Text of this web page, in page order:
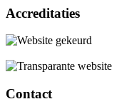
Accreditaties
Contact